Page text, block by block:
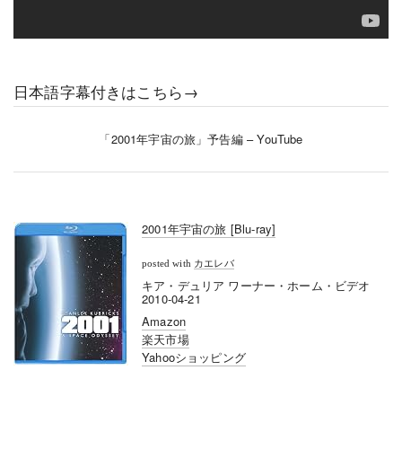
日本語字幕付きはこちら→
「2001年宇宙の旅」予告編 – YouTube
2001年宇宙の旅 [Blu-ray]
posted with カエレバ
キア・デュリア ワーナー・ホーム・ビデオ
2010-04-21
Amazon
楽天市場
Yahooショッピング